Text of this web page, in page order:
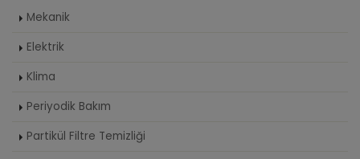
Mekanik
Elektrik
Klima
Periyodik Bakım
Partikül Filtre Temizliği